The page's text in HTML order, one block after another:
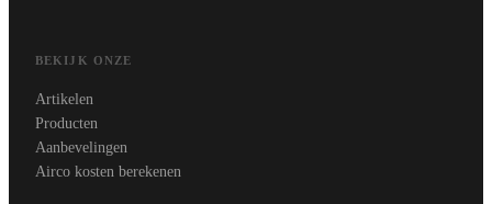
BEKIJK ONZE
Artikelen
Producten
Aanbevelingen
Airco kosten berekenen